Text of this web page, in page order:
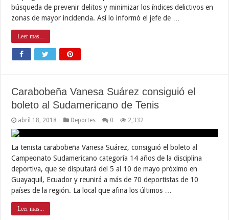
búsqueda de prevenir delitos y minimizar los índices delictivos en
zonas de mayor incidencia. Así lo informó el jefe de …
Leer mas...
Carabobeña Vanesa Suárez consiguió el
boleto al Sudamericano de Tenis
abril 18, 2018 Deportes 0 2,332
La tenista carabobeña Vanesa Suárez, consiguió el boleto al
Campeonato Sudamericano categoría 14 años de la disciplina
deportiva, que se disputará del 5 al 10 de mayo próximo en
Guayaquil, Ecuador y reunirá a más de 70 deportistas de 10
países de la región. La local que afina los últimos …
Leer mas...